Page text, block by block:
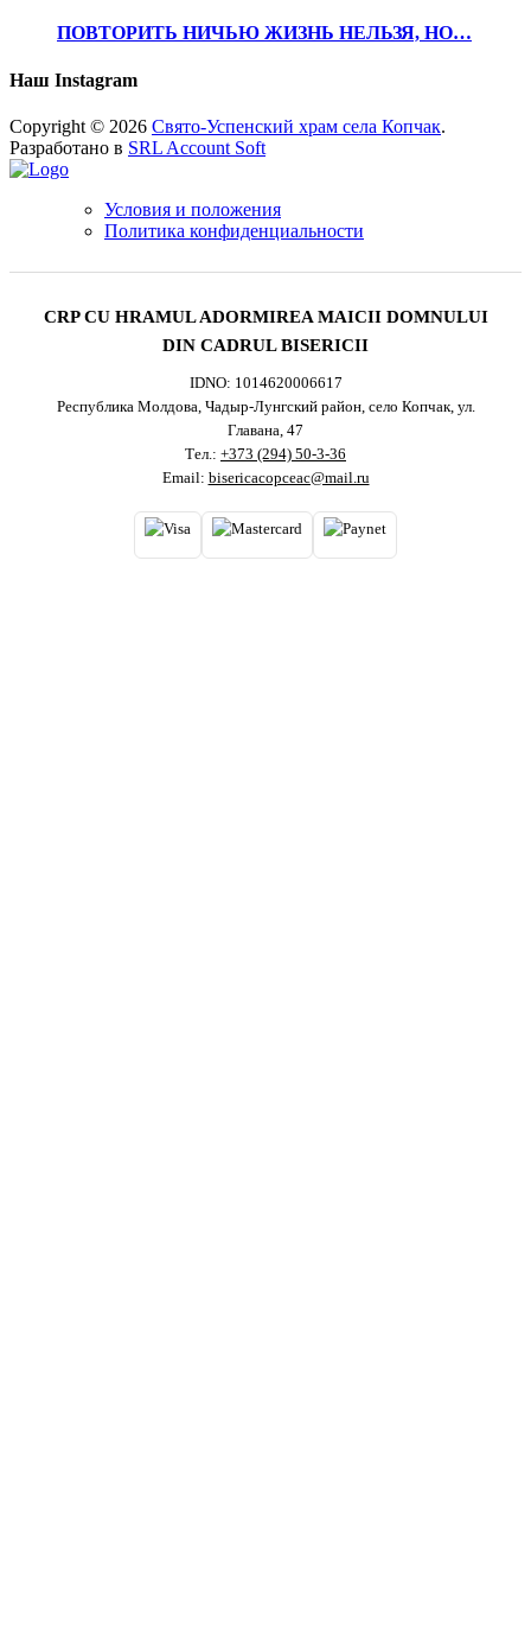
ПОВТОРИТЬ НИЧЬЮ ЖИЗНЬ НЕЛЬЗЯ, НО…
Наш Instagram
Copyright © 2026 Свято-Успенский храм села Копчак.
Разработано в SRL Account Soft
Условия и положения
Политика конфиденциальности
CRP CU HRAMUL ADORMIREA MAICII DOMNULUI
DIN CADRUL BISERICII
IDNO: 1014620006617
Республика Молдова, Чадыр-Лунгский район, село Копчак, ул.
Главана, 47
Тел.: +373 (294) 50-3-36
Email: bisericacopceac@mail.ru